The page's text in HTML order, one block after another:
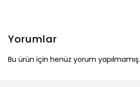
Yorumlar
Bu ürün için henüz yorum yapılmamış.